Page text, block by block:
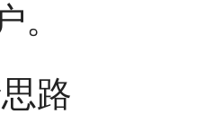
。
路